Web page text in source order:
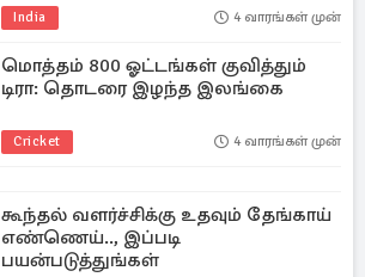
India 4 வாரங்கள் முன்
மொத்தம் 800 ஓட்டங்கள் குவித்தும்
டிரா: தொடரை இழந்த இலங்கை
Cricket 4 வாரங்கள் முன்
கூந்தல் வளர்ச்சிக்கு உதவும் தேங்காய்
எண்ணெய்.., இப்படி
பயன்படுத்துங்கள்